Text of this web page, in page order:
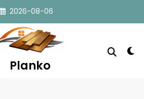
2026-08-06
Planko